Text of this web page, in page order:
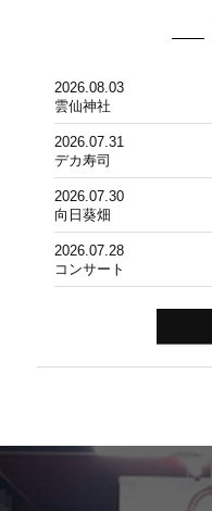
2026.08.03
雲仙神社
2026.07.31
デカ寿司
2026.07.30
向日葵畑
2026.07.28
コンサート